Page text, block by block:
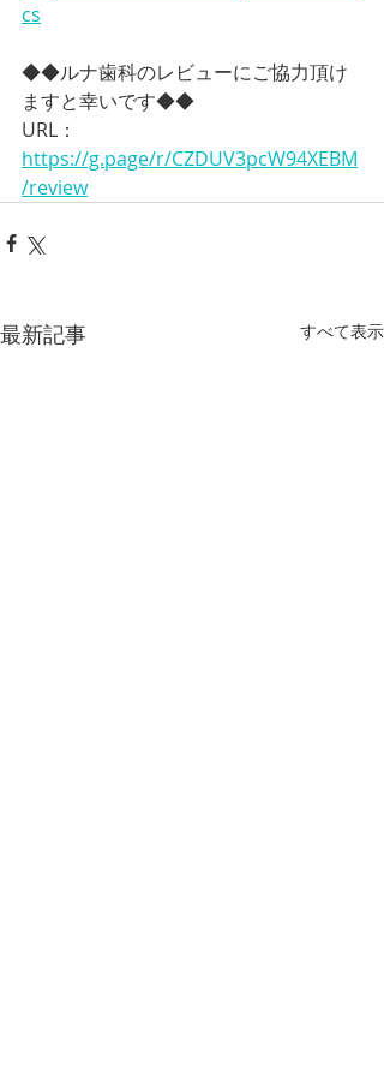
cs
◆◆ルナ歯科のレビューにご協力頂け
ますと幸いです◆◆
URL：
https://g.page/r/CZDUV3pcW94XEBM
/review
最新記事 すべて表示